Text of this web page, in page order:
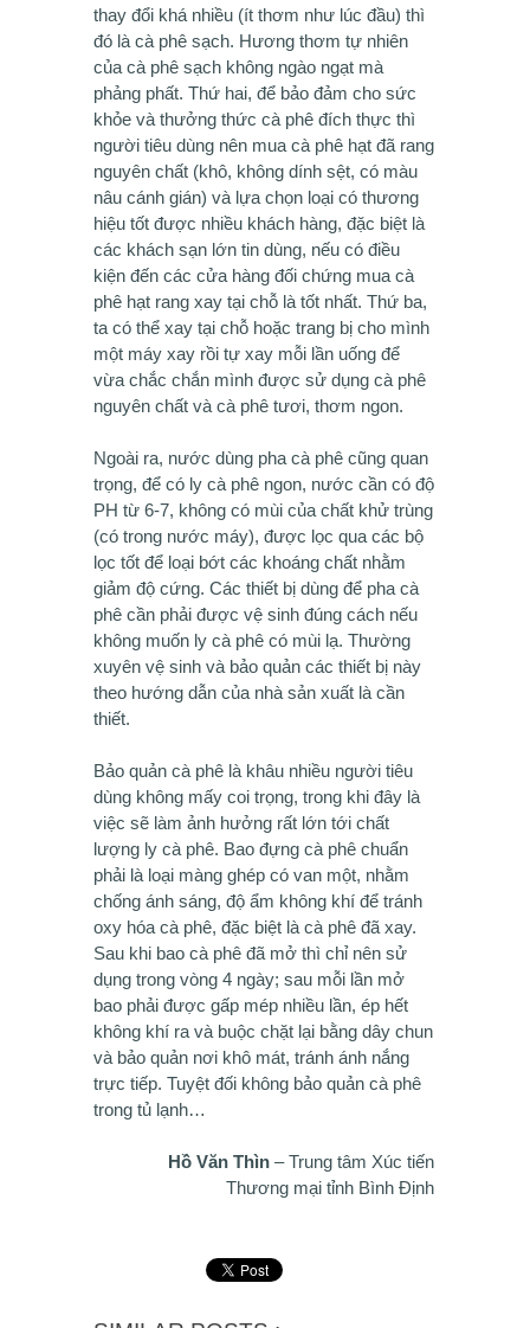
thay đổi khá nhiều (ít thơm như lúc đầu) thì
đó là cà phê sạch. Hương thơm tự nhiên
của cà phê sạch không ngào ngạt mà
phảng phất. Thứ hai, để bảo đảm cho sức
khỏe và thưởng thức cà phê đích thực thì
người tiêu dùng nên mua cà phê hạt đã rang
nguyên chất (khô, không dính sệt, có màu
nâu cánh gián) và lựa chọn loại có thương
hiệu tốt được nhiều khách hàng, đặc biệt là
các khách sạn lớn tin dùng, nếu có điều
kiện đến các cửa hàng đối chứng mua cà
phê hạt rang xay tại chỗ là tốt nhất. Thứ ba,
ta có thể xay tại chỗ hoặc trang bị cho mình
một máy xay rồi tự xay mỗi lần uống để
vừa chắc chắn mình được sử dụng cà phê
nguyên chất và cà phê tươi, thơm ngon.
Ngoài ra, nước dùng pha cà phê cũng quan
trọng, để có ly cà phê ngon, nước cần có độ
PH từ 6-7, không có mùi của chất khử trùng
(có trong nước máy), được lọc qua các bộ
lọc tốt để loại bớt các khoáng chất nhằm
giảm độ cứng. Các thiết bị dùng để pha cà
phê cần phải được vệ sinh đúng cách nếu
không muốn ly cà phê có mùi lạ. Thường
xuyên vệ sinh và bảo quản các thiết bị này
theo hướng dẫn của nhà sản xuất là cần
thiết.
Bảo quản cà phê là khâu nhiều người tiêu
dùng không mấy coi trọng, trong khi đây là
việc sẽ làm ảnh hưởng rất lớn tới chất
lượng ly cà phê. Bao đựng cà phê chuẩn
phải là loại màng ghép có van một, nhằm
chống ánh sáng, độ ẩm không khí để tránh
oxy hóa cà phê, đặc biệt là cà phê đã xay.
Sau khi bao cà phê đã mở thì chỉ nên sử
dụng trong vòng 4 ngày; sau mỗi lần mở
bao phải được gấp mép nhiều lần, ép hết
không khí ra và buộc chặt lại bằng dây chun
và bảo quản nơi khô mát, tránh ánh nắng
trực tiếp. Tuyệt đối không bảo quản cà phê
trong tủ lạnh…
Hồ Văn Thìn – Trung tâm Xúc tiến
Thương mại tỉnh Bình Định